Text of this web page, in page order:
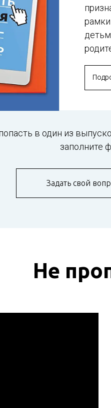
в один из
заполните
Задать свой
Не